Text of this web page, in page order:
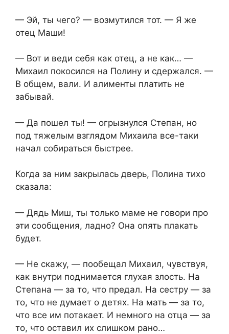
— Эй, ты чего? — возмутился тот. — Я же
отец Маши!
— Вот и веди себя как отец, а не как… —
Михаил покосился на Полину и сдержался. —
В общем, вали. И алименты платить не
забывай.
— Да пошел ты! — огрызнулся Степан, но
под тяжелым взглядом Михаила все-таки
начал собираться быстрее.
Когда за ним закрылась дверь, Полина тихо
сказала:
— Дядь Миш, ты только маме не говори про
эти сообщения, ладно? Она опять плакать
будет.
— Не скажу, — пообещал Михаил, чувствуя,
как внутри поднимается глухая злость. На
Степана — за то, что предал. На сестру — за
то, что не думает о детях. На мать — за то,
что все им потакает. И немного на отца — за
то, что оставил их слишком рано…